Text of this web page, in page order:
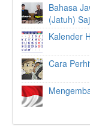
Bahasa
(Jatuh)
Kalender
Cara